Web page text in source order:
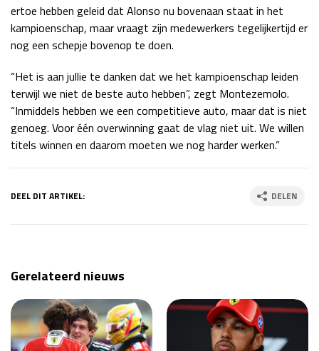
Kwalificatie
Race
zo 17:00 - 19:00
ertoe hebben geleid dat Alonso nu bovenaan staat in het
kampioenschap, maar vraagt zijn medewerkers tegelijkertijd er
nog een schepje bovenop te doen.
“Het is aan jullie te danken dat we het kampioenschap leiden
terwijl we niet de beste auto hebben”, zegt Montezemolo.
“Inmiddels hebben we een competitieve auto, maar dat is niet
genoeg. Voor één overwinning gaat de vlag niet uit. We willen
titels winnen en daarom moeten we nog harder werken.”
DEEL DIT ARTIKEL: DELEN
Gerelateerd nieuws